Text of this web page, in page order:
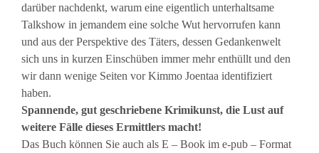
darüber nachdenkt, warum eine eigentlich unterhaltsame
Talkshow in jemandem eine solche Wut hervorrufen kann
und aus der Perspektive des Täters, dessen Gedankenwelt
sich uns in kurzen Einschüben immer mehr enthüllt und den
wir dann wenige Seiten vor Kimmo Joentaa identifiziert
haben.
Spannende, gut geschriebene Krimikunst, die Lust auf
weitere Fälle dieses Ermittlers macht!
Das Buch können Sie auch als E – Book im e-pub – Format